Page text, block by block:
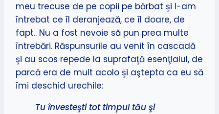
meu trecuse de pe copii pe bărbat şi l-am
întrebat ce îl deranjează, ce îl doare, de
fapt.. Nu a fost nevoie să pun prea multe
întrebări. Răspunsurile au venit în cascadă
şi au scos repede la suprafaţă esenţialul, de
parcă era de mult acolo şi aştepta ca eu să
îmi deschid urechile:
Tu învesteşti tot timpul tău şi